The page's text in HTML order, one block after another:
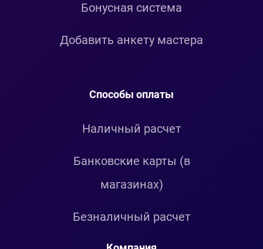
Бонусная система
Добавить анкету мастера
Способы оплаты
Наличный расчет
Банковские карты (в
магазинах)
Безналичный расчет